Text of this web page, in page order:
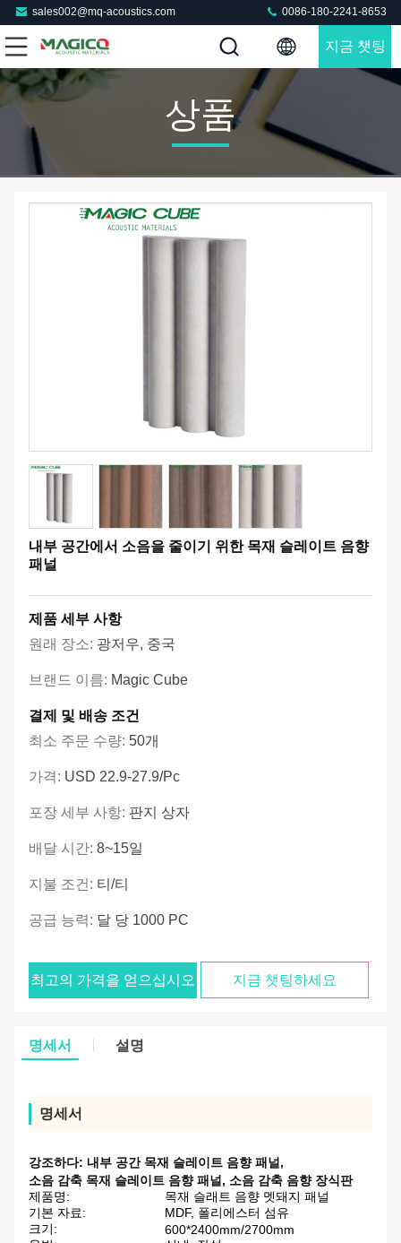
sales002@mq-acoustics.com 0086-180-2241-8653
지금 챗팅
상품
내부 공간에서 소음을 줄이기 위한 목재 슬레이트 음향
패널
제품 세부 사항
원래 장소: 광저우, 중국
브랜드 이름: Magic Cube
결제 및 배송 조건
최소 주문 수량: 50개
가격: USD 22.9-27.9/pc
포장 세부 사항: 판지 상자
배달 시간: 8~15일
지불 조건: 티/티
공급 능력: 달 당 1000 PC
최고의 가격을 얻으십시오 지금 챗팅하세요
명세서 설명
명세서
강조하다: 내부 공간 목재 슬레이트 음향 패널,
소음 감축 목재 슬레이트 음향 패널, 소음 감축 음향 장식판
제품명:
목재 슬래트 음향 멧돼지 패널
기본 자료:
MDF, 폴리에스터 섬유
크기:
600*2400mm/2700mm